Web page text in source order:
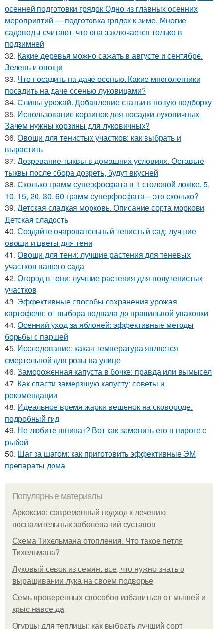
осенней подготовки грядок Одно из главных осенних
мероприятий — подготовка грядок к зиме. Многие
садоводы считают, что она заключается только в
подзимней
32. Какие деревья можно сажать в августе и сентябре.
Зелень и овощи
33. Что посадить на даче осенью. Какие многолетники
посадить на даче осенью луковицами?
34. Сливы урожай. Добавление статьи в новую подборку
35. Использование корзинок для посадки луковичных.
Зачем нужны корзины для луковичных?
36. Овощи для тенистых участков: как выбрать и
вырастить
37. Дозревание тыквы в домашних условиях. Оставьте
тыквы после сбора дозреть, будут вкусней
38. Сколько грамм суперфосфата в 1 столовой ложке. 5,
10, 15, 20, 30, 60 грамм суперфосфата – это сколько?
39. Детская сладкая морковь. Описание сорта моркови
Детская сладость
40. Создайте очаровательный тенистый сад: лучшие
овощи и цветы для тени
41. Овощи для тени: лучшие растения для теневых
участков вашего сада
42. Огород в тени: лучшие растения для полутенистых
участков
43. Эффективные способы сохранения урожая
картофеля: от выбора подвала до правильной упаковки
44. Осенний уход за яблоней: эффективные методы
борьбы с паршей
45. Исследование: какая температура является
смертельной для розы на улице
46. Замороженная капуста в бочке: правда или вымысел
47. Как спасти замерзшую капусту: советы и
рекомендации
48. Идеальное время жарки вешенок на сковороде:
подробный гид
49. Не любите шпинат? Вот как заменить его в пироге с
рыбой
50. Шаг за шагом: как приготовить эффективные ЭМ
препараты дома
Популярные материалы
Аркоксиа: современный подход к лечению
воспалительных заболеваний суставов
Схема Тихельмана отопления. Что такое петля
Тихельмана?
Луковый севок из семян: все, что нужно знать о
выращивании лука на своем подворье
Семь проверенных способов избавиться от мышей и
крыс навсегда
Огурцы для теплицы: как выбрать лучший сорт